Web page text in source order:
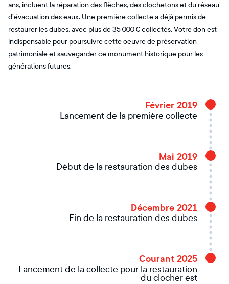
ans, incluent la réparation des flèches, des clochetons et du réseau
d’évacuation des eaux. Une première collecte a déjà permis de
restaurer les dubes, avec plus de 35 000 € collectés. Votre don est
indispensable pour poursuivre cette oeuvre de préservation
patrimoniale et sauvegarder ce monument historique pour les
générations futures.
Février 2019
Lancement de la première collecte
Mai 2019
Début de la restauration des dubes
Décembre 2021
Fin de la restauration des dubes
Courant 2025
Lancement de la collecte pour la restauration
du clocher est